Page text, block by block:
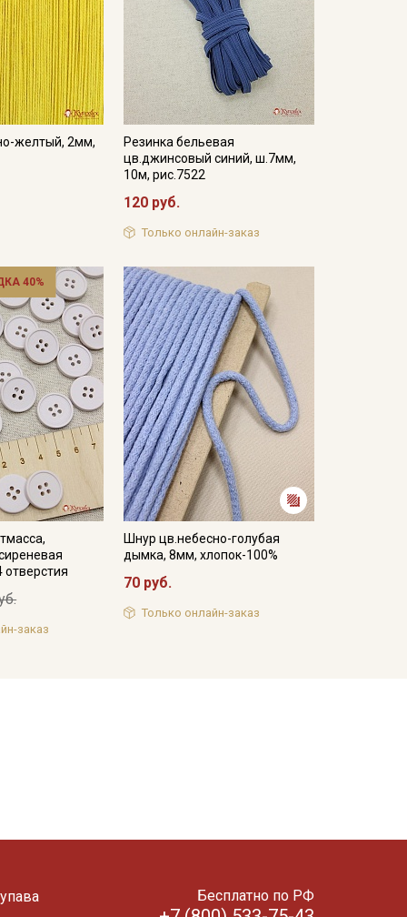
желтый, 2мм,
Резинка бельевая
цв.джинсовый синий, ш.7мм,
10м, рис.7522
120 руб.
Только онлайн-заказ
40%
заказ
Шнур цв.небесно-голубая
дымка, 8мм, хлопок-100%
70 руб.
Только онлайн-заказ
Бесплатно по РФ